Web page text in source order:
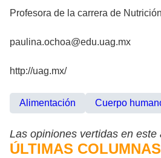
Profesora de la carrera de
paulina.ochoa@edu.uag.mx
http://uag.mx/
Alimentación Cuerpo
Las opiniones vertidas en
ÚLTIMAS COLUMNAS